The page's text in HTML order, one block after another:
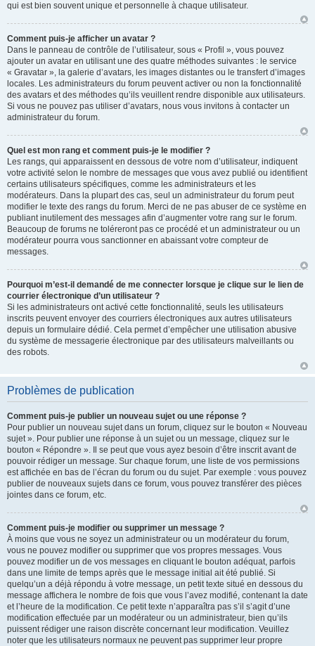
qui est bien souvent unique et personnelle à chaque utilisateur.
Comment puis-je afficher un avatar ?
Dans le panneau de contrôle de l’utilisateur, sous « Profil », vous pouvez
ajouter un avatar en utilisant une des quatre méthodes suivantes : le service
« Gravatar », la galerie d’avatars, les images distantes ou le transfert d’images
locales. Les administrateurs du forum peuvent activer ou non la fonctionnalité
des avatars et des méthodes qu’ils veuillent rendre disponible aux utilisateurs.
Si vous ne pouvez pas utiliser d’avatars, nous vous invitons à contacter un
administrateur du forum.
Quel est mon rang et comment puis-je le modifier ?
Les rangs, qui apparaissent en dessous de votre nom d’utilisateur, indiquent
votre activité selon le nombre de messages que vous avez publié ou identifient
certains utilisateurs spécifiques, comme les administrateurs et les
modérateurs. Dans la plupart des cas, seul un administrateur du forum peut
modifier le texte des rangs du forum. Merci de ne pas abuser de ce système en
publiant inutilement des messages afin d’augmenter votre rang sur le forum.
Beaucoup de forums ne toléreront pas ce procédé et un administrateur ou un
modérateur pourra vous sanctionner en abaissant votre compteur de
messages.
Pourquoi m’est-il demandé de me connecter lorsque je clique sur le lien de
courrier électronique d’un utilisateur ?
Si les administrateurs ont activé cette fonctionnalité, seuls les utilisateurs
inscrits peuvent envoyer des courriers électroniques aux autres utilisateurs
depuis un formulaire dédié. Cela permet d’empêcher une utilisation abusive
du système de messagerie électronique par des utilisateurs malveillants ou
des robots.
Problèmes de publication
Comment puis-je publier un nouveau sujet ou une réponse ?
Pour publier un nouveau sujet dans un forum, cliquez sur le bouton « Nouveau
sujet ». Pour publier une réponse à un sujet ou un message, cliquez sur le
bouton « Répondre ». Il se peut que vous ayez besoin d’être inscrit avant de
pouvoir rédiger un message. Sur chaque forum, une liste de vos permissions
est affichée en bas de l’écran du forum ou du sujet. Par exemple : vous pouvez
publier de nouveaux sujets dans ce forum, vous pouvez transférer des pièces
jointes dans ce forum, etc.
Comment puis-je modifier ou supprimer un message ?
À moins que vous ne soyez un administrateur ou un modérateur du forum,
vous ne pouvez modifier ou supprimer que vos propres messages. Vous
pouvez modifier un de vos messages en cliquant le bouton adéquat, parfois
dans une limite de temps après que le message initial ait été publié. Si
quelqu’un a déjà répondu à votre message, un petit texte situé en dessous du
message affichera le nombre de fois que vous l’avez modifié, contenant la date
et l’heure de la modification. Ce petit texte n’apparaîtra pas s’il s’agit d’une
modification effectuée par un modérateur ou un administrateur, bien qu’ils
puissent rédiger une raison discrète concernant leur modification. Veuillez
noter que les utilisateurs normaux ne peuvent pas supprimer leur propre